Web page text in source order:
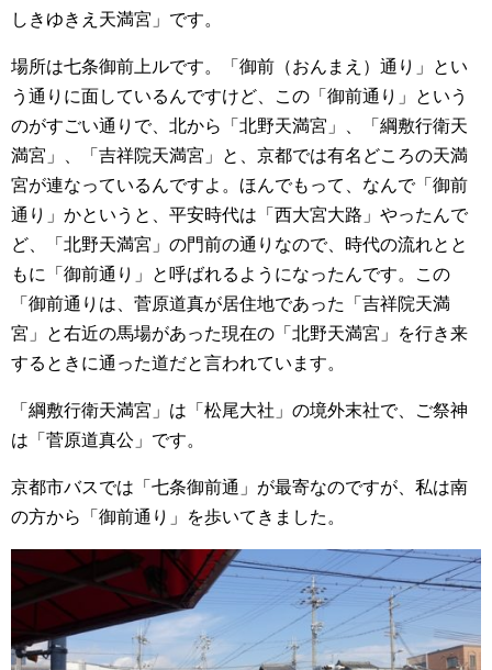
しきゆきえ天満宮」です。
場所は七条御前上ルです。「御前（おんまえ）通り」とい
う通りに面しているんですけど、この「御前通り」という
のがすごい通りで、北から「北野天満宮」、「綱敷行衛天
満宮」、「吉祥院天満宮」と、京都では有名どころの天満
宮が連なっているんですよ。ほんでもって、なんで「御前
通り」かというと、平安時代は「西大宮大路」やったんで
ど、「北野天満宮」の門前の通りなので、時代の流れとと
もに「御前通り」と呼ばれるようになったんです。この
「御前通りは、菅原道真が居住地であった「吉祥院天満
宮」と右近の馬場があった現在の「北野天満宮」を行き来
するときに通った道だと言われています。
「綱敷行衛天満宮」は「松尾大社」の境外末社で、ご祭神
は「菅原道真公」です。
京都市バスでは「七条御前通」が最寄なのですが、私は南
の方から「御前通り」を歩いてきました。